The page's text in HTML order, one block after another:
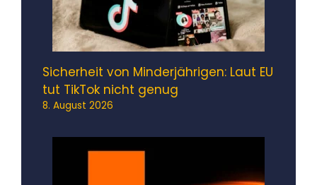
Sicherheit von Minderjährigen: Laut EU
tut TikTok nicht genug
8. August 2026